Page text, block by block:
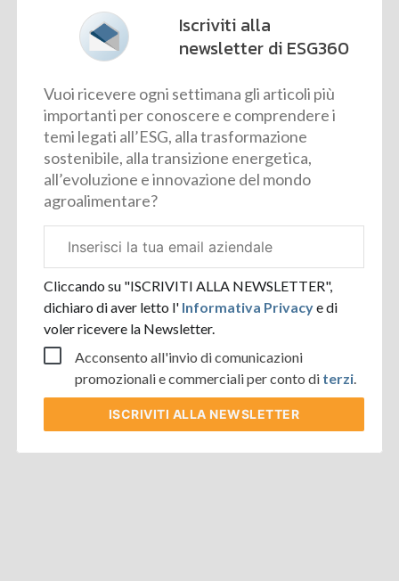
Iscriviti alla
newsletter di ESG360
Vuoi ricevere ogni settimana gli articoli più
importanti per conoscere e comprendere i
temi legati all’ESG, alla trasformazione
sostenibile, alla transizione energetica,
all’evoluzione e innovazione del mondo
agroalimentare?
aziendale
Cliccando su "ISCRIVITI ALLA NEWSLETTER",
dichiaro di aver letto l' Informativa Privacye di
voler ricevere la Newsletter.
Acconsento all'invio di comunicazioni
promozionali e commerciali per conto di terzi.
ISCRIVITI ALLA NEWSLETTER